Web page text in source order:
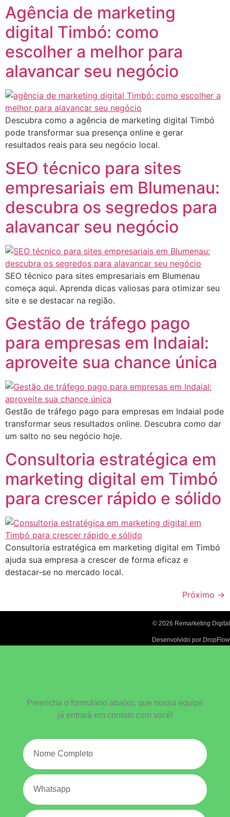
Agência de marketing
digital Timbó: como
escolher a melhor para
alavancar seu negócio
Descubra como a agência de marketing digital Timbó
pode transformar sua presença online e gerar
resultados reais para seu negócio local.
SEO técnico para sites
empresariais em Blumenau:
descubra os segredos para
alavancar seu negócio
SEO técnico para sites empresariais em Blumenau
começa aqui. Aprenda dicas valiosas para otimizar seu
site e se destacar na região.
Gestão de tráfego pago
para empresas em Indaial:
aproveite sua chance única
Gestão de tráfego pago para empresas em Indaial pode
transformar seus resultados online. Descubra como dar
um salto no seu negócio hoje.
Consultoria estratégica em
marketing digital em Timbó
para crescer rápido e sólido
Consultoria estratégica em marketing digital em Timbó
ajuda sua empresa a crescer de forma eficaz e
destacar-se no mercado local.
Próximo →
© 2026 Remarketing Digital
Desenvolvido por DropFlow
Preencha o formulário abaixo, que nossa equipe
já entrará em contato com você!